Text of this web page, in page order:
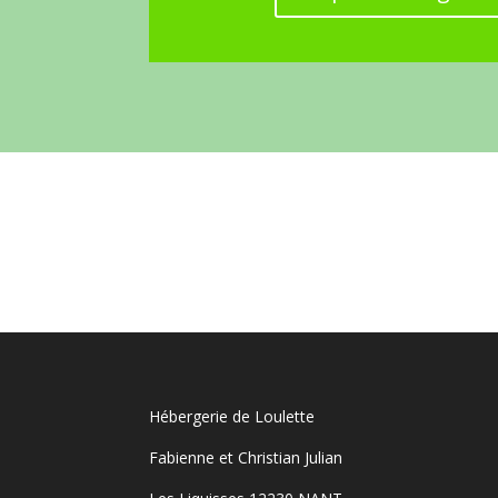
Hébergerie de Loulette
Fabienne et Christian Julian